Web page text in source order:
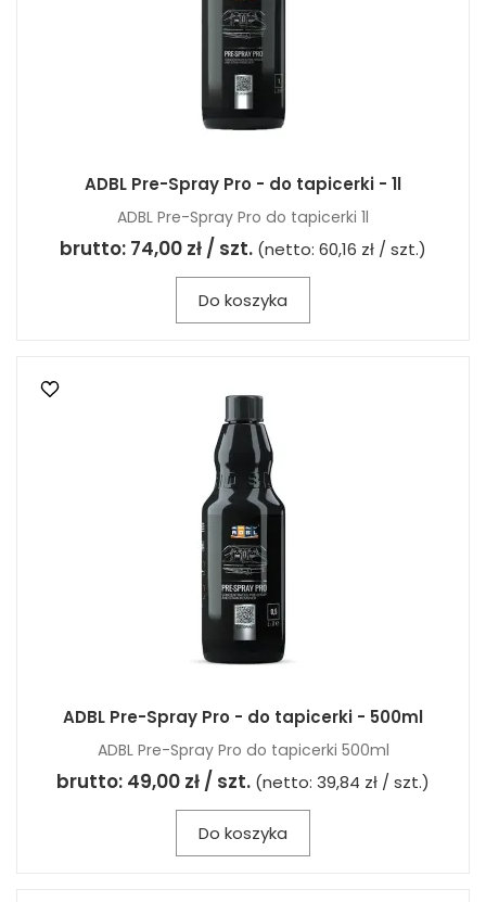
ADBL Pre-Spray Pro - do tapicerki - 1l
ADBL Pre-Spray Pro do tapicerki 1l
brutto: 74,00 zł / szt. (netto: 60,16 zł / szt.)
Do koszyka
ADBL Pre-Spray Pro - do tapicerki - 500ml
ADBL Pre-Spray Pro do tapicerki 500ml
brutto: 49,00 zł / szt. (netto: 39,84 zł / szt.)
Do koszyka